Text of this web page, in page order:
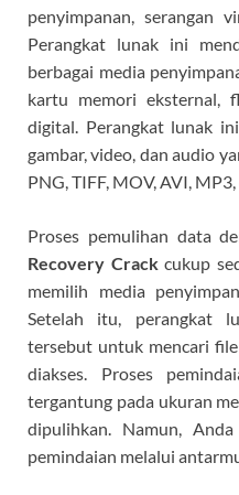
penyimpanan, serangan
Perangkat lunak ini
berbagai media
kartu memori eksternal,
digital. Perangkat lunak
gambar, video, dan audio
PNG, TIFF, MOV, AVI,
Proses pemulihan data
Recovery Crackcukup
memilih media
Setelah itu, perangkat
tersebut untuk mencari
diakses. Proses
tergantung pada ukuran
dipulihkan. Namun,
pemindaian melalui